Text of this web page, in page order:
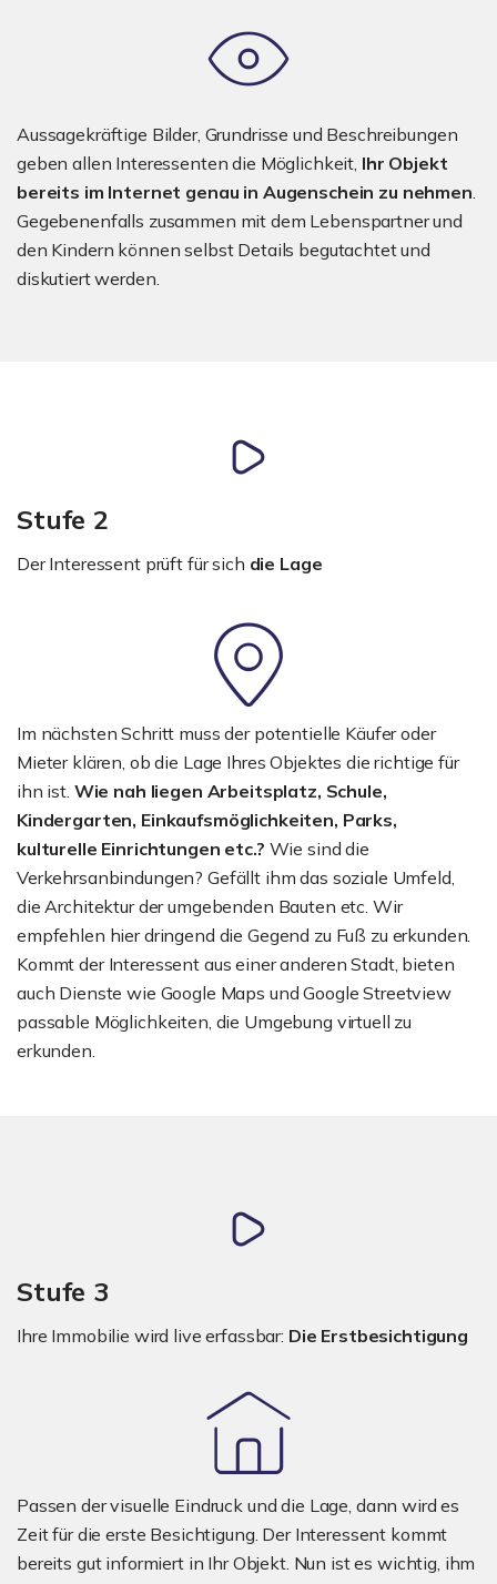
Aussagekräftige Bilder, Grundrisse und Beschreibungen
geben allen Interessenten die Möglichkeit, Ihr Objekt
bereits im Internet genau in Augenschein zu nehmen.
Gegebenenfalls zusammen mit dem Lebenspartner und
den Kindern können selbst Details begutachtet und
diskutiert werden.
Stufe 2
Der Interessent prüft für sich die Lage
Im nächsten Schritt muss der potentielle Käufer oder
Mieter klären, ob die Lage Ihres Objektes die richtige für
ihn ist. Wie nah liegen Arbeitsplatz, Schule,
Kindergarten, Einkaufsmöglichkeiten, Parks,
kulturelle Einrichtungen etc.? Wie sind die
Verkehrsanbindungen? Gefällt ihm das soziale Umfeld,
die Architektur der umgebenden Bauten etc. Wir
empfehlen hier dringend die Gegend zu Fuß zu erkunden.
Kommt der Interessent aus einer anderen Stadt, bieten
auch Dienste wie Google Maps und Google Streetview
passable Möglichkeiten, die Umgebung virtuell zu
erkunden.
Stufe 3
Ihre Immobilie wird live erfassbar: Die Erstbesichtigung
Passen der visuelle Eindruck und die Lage, dann wird es
Zeit für die erste Besichtigung. Der Interessent kommt
bereits gut informiert in Ihr Objekt. Nun ist es wichtig, ihm